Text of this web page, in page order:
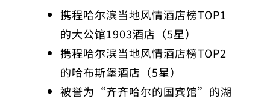
携程哈尔滨当地风情酒店榜TOP1
的大公馆1903酒店（5星）
携程哈尔滨当地风情酒店榜TOP2
的哈布斯堡酒店（5星）
被誉为“齐齐哈尔的国宾馆”的湖